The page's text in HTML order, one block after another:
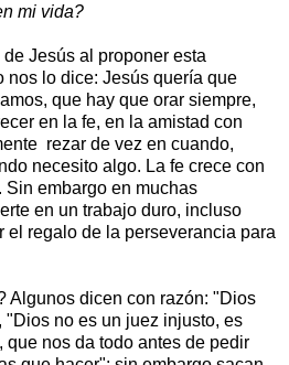
mi vida?
Jesús al proponer esta
nos lo dice: Jesús quería que
que hay que orar siempre,
en la fe, en la amistad con
rezar de vez en cuando,
necesito algo. La fe crece con
Sin embargo en muchas
en un trabajo duro, incluso
el regalo de la perseverancia para
Algunos dicen con razón: "Dios
no es un juez injusto, es
que nos da todo antes de pedir